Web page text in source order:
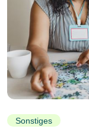
Sonstiges